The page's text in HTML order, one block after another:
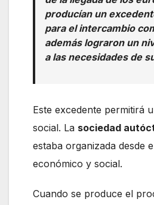
producían un
para el intercambio
además lograron un
a las necesidades de
Este excedente permitirá
social. La sociedad
estaba organizada desde
económico y social.
Cuando se produce el